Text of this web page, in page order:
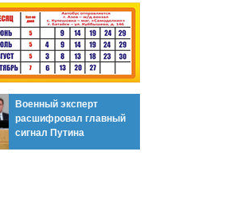
Военный эксперт
расшифровал главный
сигнал Путина